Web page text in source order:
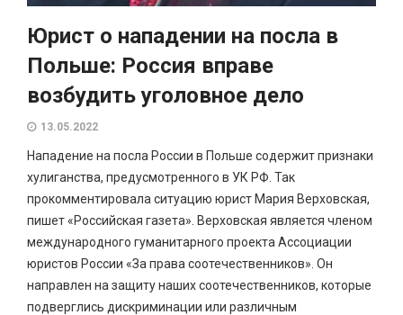
Юрист о нападении на посла в
Польше: Россия вправе
возбудить уголовное дело
13.05.2022
Нападение на посла России в Польше содержит признаки
хулиганства, предусмотренного в УК РФ. Так
прокомментировала ситуацию юрист Мария Верховская,
пишет «Российская газета». Верховская является членом
международного гуманитарного проекта Ассоциации
юристов России «За права соотечественников». Он
направлен на защиту наших соотечественников, которые
подверглись дискриминации или различным